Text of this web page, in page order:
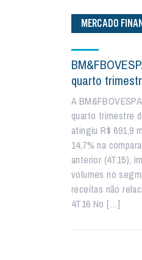
MERCADO
quarto
A
quarto trimestre
atingiu R$ 691,9
14,7% na
anterior (4T15),
volumes no
receitas não
4T16 No […]